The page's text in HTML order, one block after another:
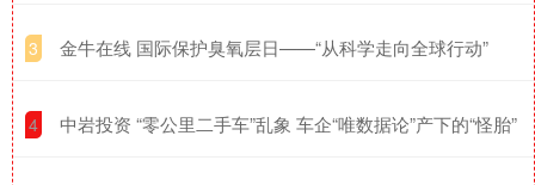
3 ​金牛在线 国际保护臭氧层日——“从科学走向全球行动”
4 ​中岩投资 “零公里二手车”乱象 车企“唯数据论”产下的“怪胎”